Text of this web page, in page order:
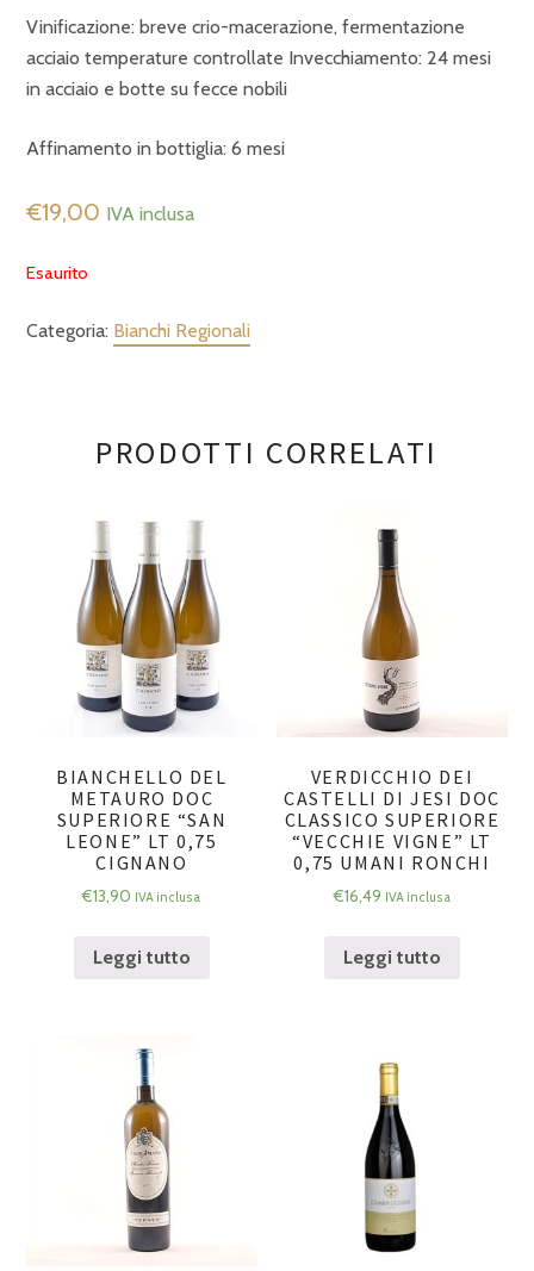
Vinificazione: breve crio-macerazione, fermentazione
acciaio temperature controllate Invecchiamento: 24 mesi
in acciaio e botte su fecce nobili
Affinamento in bottiglia: 6 mesi
€19,00 IVA inclusa
Esaurito
Categoria: Bianchi Regionali
PRODOTTI CORRELATI
BIANCHELLO DEL
METAURO DOC
SUPERIORE “SAN
LEONE” LT 0,75
CIGNANO
€13,90 IVA inclusa
Leggi tutto
VERDICCHIO DEI
CASTELLI DI JESI DOC
CLASSICO SUPERIORE
“VECCHIE VIGNE” LT
0,75 UMANI RONCHI
€16,49 IVA inclusa
Leggi tutto